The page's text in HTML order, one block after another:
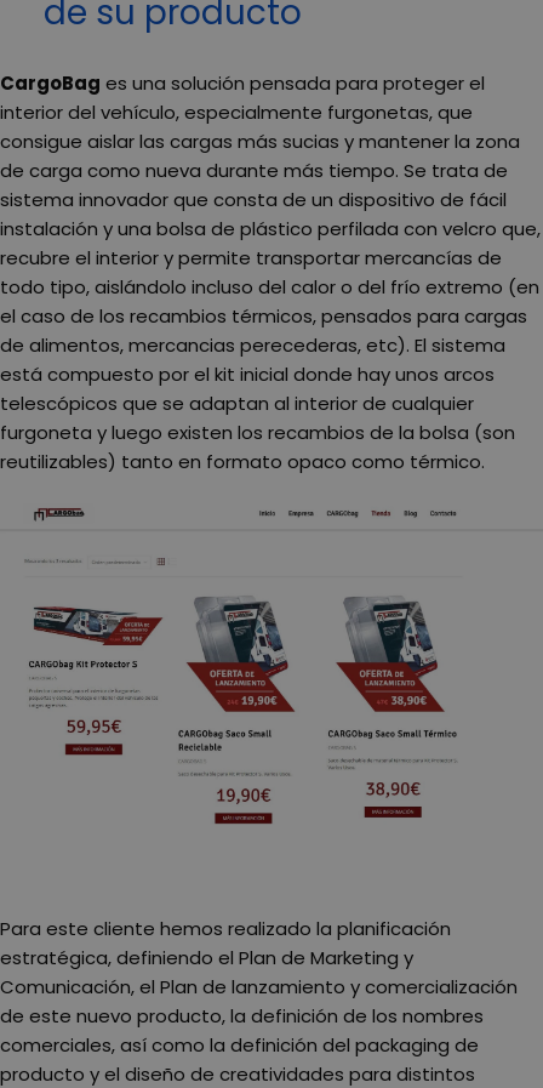
de su producto
CargoBag es una solución pensada para proteger el
interior del vehículo, especialmente furgonetas, que
consigue aislar las cargas más sucias y mantener la zona
de carga como nueva durante más tiempo. Se trata de
sistema innovador que consta de un dispositivo de fácil
instalación y una bolsa de plástico perfilada con velcro que,
recubre el interior y permite transportar mercancías de
todo tipo, aislándolo incluso del calor o del frío extremo (en
el caso de los recambios térmicos, pensados para cargas
de alimentos, mercancias perecederas, etc). El sistema
está compuesto por el kit inicial donde hay unos arcos
telescópicos que se adaptan al interior de cualquier
furgoneta y luego existen los recambios de la bolsa (son
reutilizables) tanto en formato opaco como térmico.
Para este cliente hemos realizado la planificación
estratégica, definiendo el Plan de Marketing y
Comunicación, el Plan de lanzamiento y comercialización
de este nuevo producto, la definición de los nombres
comerciales, así como la definición del packaging de
producto y el diseño de creatividades para distintos